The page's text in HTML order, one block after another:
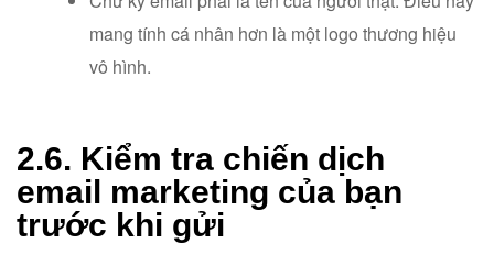
mang tính cá nhân hơn là một logo thương hiệu
vô hình.
2.6. Kiểm tra chiến dịch
email marketing của bạn
trước khi gửi